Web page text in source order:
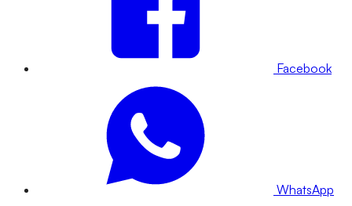
Facebook
WhatsApp